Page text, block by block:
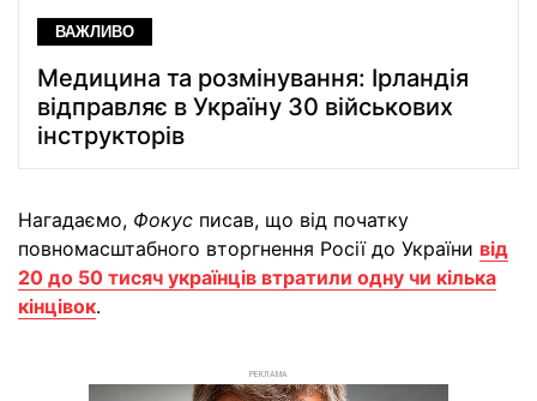
ВАЖЛИВО
Медицина та розмінування: Ірландія
відправляє в Україну 30 військових
інструкторів
Нагадаємо, Фокус писав, що від початку
повномасштабного вторгнення Росії до України від
20 до 50 тисяч українців втратили одну чи кілька
кінцівок.
РЕКЛАМА